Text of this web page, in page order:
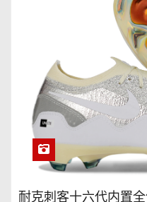
耐克刺客十六代内置